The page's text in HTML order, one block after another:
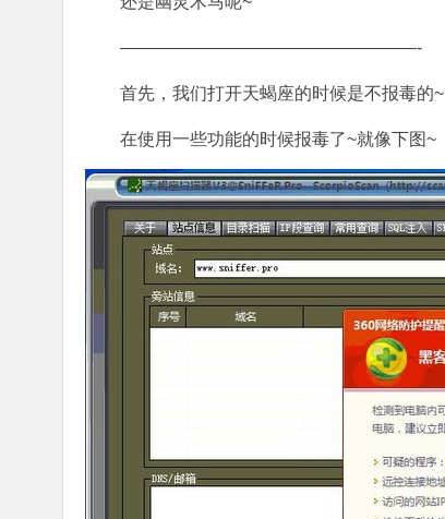
—————————————————-
首先，我们打开天蝎座的时候是不报毒的~
在使用一些功能的时候报毒了~就像下图~